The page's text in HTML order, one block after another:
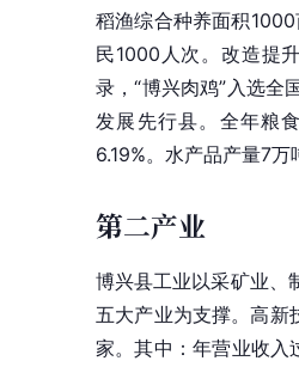
稻渔综合种养面积
民1000人次。改造提
录，“博兴肉鸡”入选全
发展先行县。全年粮
6.19%。水产品产量7万
第二产业
博兴县工业以采矿业
五大产业为支撑。高
家。其中：年营业收